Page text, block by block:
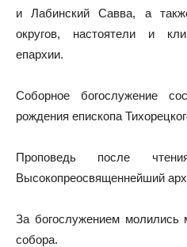
и Лабинский Савва, а
округов, настоятели и
епархии.
Соборное богослужение
рождения епископа
Проповедь после
Высокопреосвященнейший
За богослужением молились
собора.